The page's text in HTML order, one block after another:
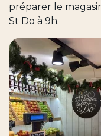
préparer le
St Do à 9h.